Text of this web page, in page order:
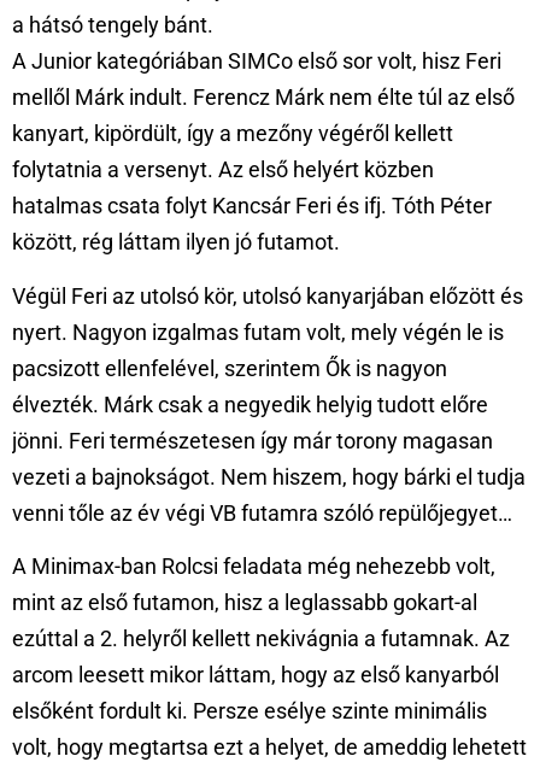
a hátsó tengely bánt.
A Junior kategóriában SIMCo első sor volt, hisz Feri
mellől Márk indult. Ferencz Márk nem élte túl az első
kanyart, kipördült, így a mezőny végéről kellett
folytatnia a versenyt. Az első helyért közben
hatalmas csata folyt Kancsár Feri és ifj. Tóth Péter
között, rég láttam ilyen jó futamot.
Végül Feri az utolsó kör, utolsó kanyarjában előzött és
nyert. Nagyon izgalmas futam volt, mely végén le is
pacsizott ellenfelével, szerintem Ők is nagyon
élvezték. Márk csak a negyedik helyig tudott előre
jönni. Feri természetesen így már torony magasan
vezeti a bajnokságot. Nem hiszem, hogy bárki el tudja
venni tőle az év végi VB futamra szóló repülőjegyet…
A Minimax-ban Rolcsi feladata még nehezebb volt,
mint az első futamon, hisz a leglassabb gokart-al
ezúttal a 2. helyről kellett nekivágnia a futamnak. Az
arcom leesett mikor láttam, hogy az első kanyarból
elsőként fordult ki. Persze esélye szinte minimális
volt, hogy megtartsa ezt a helyet, de ameddig lehetett